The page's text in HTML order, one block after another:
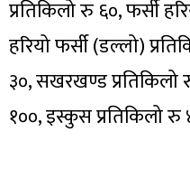
प्रतिकिलो रु ६०, फर्सी
हरियो फर्सी (डल्लो)
३०, सखरखण्ड प्रतिकिलो
१००, इस्कुस प्रतिकिलो